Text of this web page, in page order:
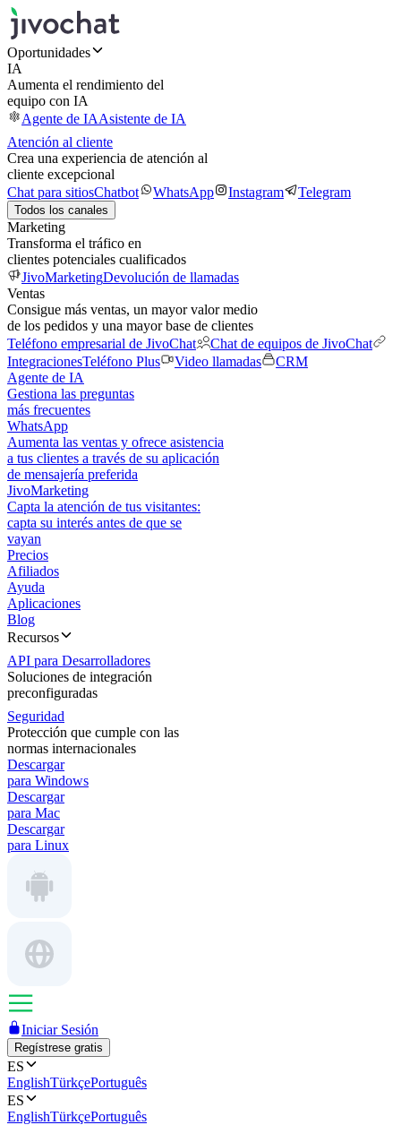
Oportunidades
IA
Aumenta el rendimiento del
equipo con IA
Agente de IAAsistente de IA
Atención al cliente
Crea una experiencia de atención al
cliente excepcional
Chat para sitiosChatbot WhatsApp Instagram Telegram
Todos los canales
Marketing
Transforma el tráfico en
clientes potenciales cualificados
JivoMarketingDevolución de llamadas
Ventas
Consigue más ventas, un mayor valor medio
de los pedidos y una mayor base de clientes
Teléfono empresarial de JivoChat
Chat de equipos de JivoChat
IntegracionesTeléfono Plus Video llamadas
CRM
Agente de IA
Gestiona las preguntas
más frecuentes
WhatsApp
Aumenta las ventas y ofrece asistencia
a tus clientes a través de su aplicación
de mensajería preferida
JivoMarketing
Capta la atención de tus visitantes:
capta su interés antes de que se
vayan
Precios
Afiliados
Ayuda
Aplicaciones
Blog
Recursos
API para Desarrolladores
Soluciones de integración
preconfiguradas
Seguridad
Protección que cumple con las
normas internacionales
Descargar
para Windows
Descargar
para Mac
Descargar
para Linux
Iniciar Sesión
Regístrese gratis
ES
EnglishTürkçePortuguês
ES
EnglishTürkçePortuguês